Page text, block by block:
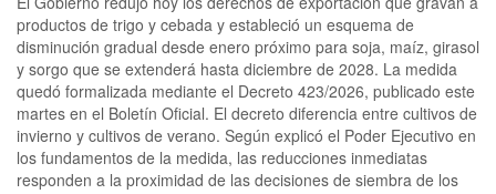
productos de trigo y cebada y estableció un esquema de
disminución gradual desde enero próximo para soja, maíz, girasol
y sorgo que se extenderá hasta diciembre de 2028. La medida
quedó formalizada mediante el Decreto 423/2026, publicado este
martes en el Boletín Oficial. El decreto diferencia entre cultivos de
invierno y cultivos de verano. Según explicó el Poder Ejecutivo en
los fundamentos de la medida, las reducciones inmediatas
responden a la proximidad de las decisiones de siembra de los